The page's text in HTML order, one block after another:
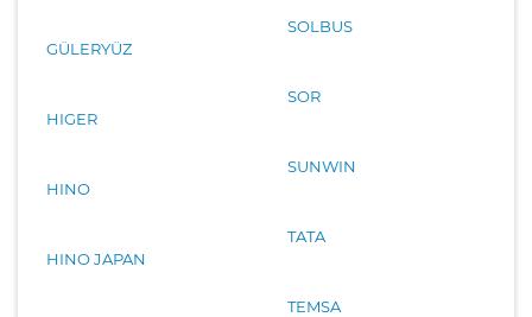
GÜLERYÜZ
HIGER
HINO
HINO JAPAN
SOLBUS
SOR
SUNWIN
TATA
TEMSA